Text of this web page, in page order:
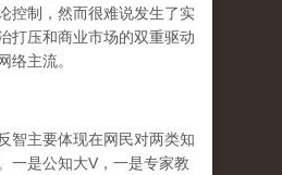
控制，然而很难说发生了实
打压和商业市场的双重驱动
络主流。
智主要体现在网民对两类知
一是公知大V，一是专家教